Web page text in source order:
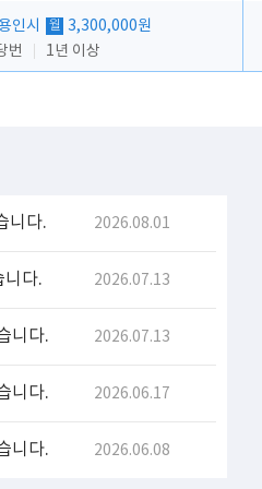
인시 월
3,300,000원
번
1년 이상
니다. 2026.08.01
니다. 2026.07.13
니다. 2026.07.13
니다. 2026.06.17
니다. 2026.06.08